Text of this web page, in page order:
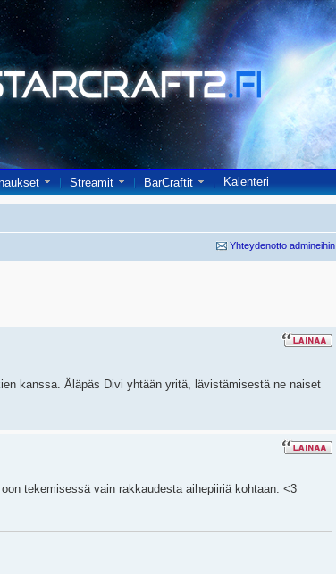
Streamit BarCraftit Kalenteri
Yhteydenotto admineihin
kanssa. Äläpäs Divi yhtään yritä, lävistämisestä ne naiset
tekemisessä vain rakkaudesta aihepiiriä kohtaan. <3